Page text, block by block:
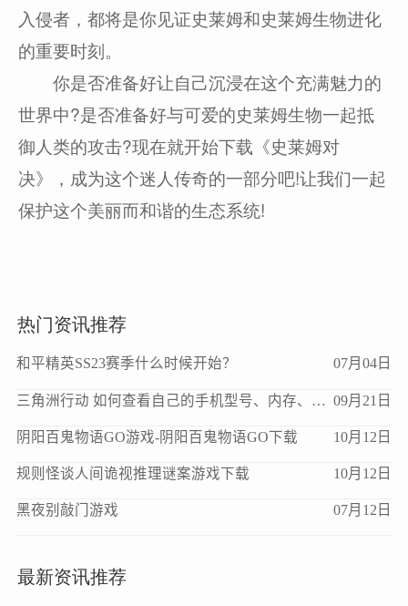
入侵者，都将是你见证史莱姆和史莱姆生物进化
的重要时刻。
你是否准备好让自己沉浸在这个充满魅力的
世界中?是否准备好与可爱的史莱姆生物一起抵
御人类的攻击?现在就开始下载《史莱姆对
决》，成为这个迷人传奇的一部分吧!让我们一起
保护这个美丽而和谐的生态系统!
热门资讯推荐
和平精英SS23赛季什么时候开始？ 07月04日
三角洲行动 如何查看自己的手机型号、内存、处理器、版本等信息？ 09月21日
阴阳百鬼物语GO游戏-阴阳百鬼物语GO下载 10月12日
规则怪谈人间诡视推理谜案游戏下载 10月12日
黑夜别敲门游戏 07月12日
最新资讯推荐